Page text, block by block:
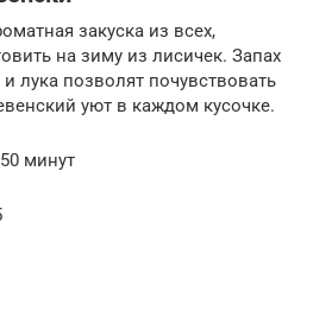
закуска из всех,
на зиму из лисичек. Запах
лука позволят почувствовать
уют в каждом кусочке.
минут